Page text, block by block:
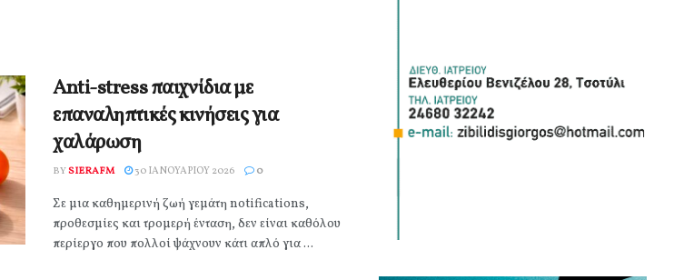
Anti-stress παιχνίδια με
επαναληπτικές κινήσεις για
χαλάρωση
BYSIERAFM 30 ΙΑΝΟΥΑΡΊΟΥ 2026 0
Σε μια καθημερινή ζωή γεμάτη notifications,
προθεσμίες και τρομερή ένταση, δεν είναι καθόλου
περίεργο που πολλοί ψάχνουν κάτι απλό για ...